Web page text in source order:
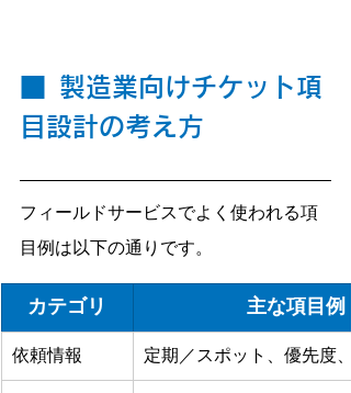
製造業向けチケット項
目設計の考え方
フィールドサービスでよく使われる項
目例は以下の通りです。
カテゴリ 主な項目例
依頼情報 定期／スポット、優先度